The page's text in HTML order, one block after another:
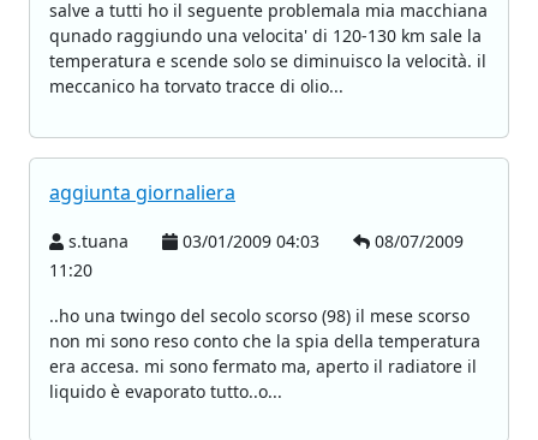
salve a tutti ho il seguente problemala mia macchiana
qunado raggiundo una velocita' di 120-130 km sale la
temperatura e scende solo se diminuisco la velocità. il
meccanico ha torvato tracce di olio...
aggiunta giornaliera
s.tuana 03/01/2009 04:03
08/07/2009
11:20
..ho una twingo del secolo scorso (98) il mese scorso
non mi sono reso conto che la spia della temperatura
era accesa. mi sono fermato ma, aperto il radiatore il
liquido è evaporato tutto..o...